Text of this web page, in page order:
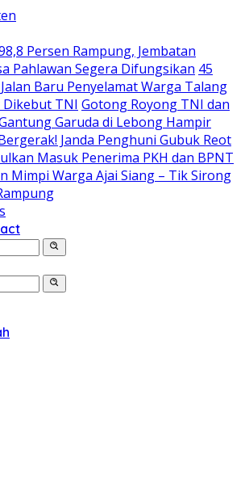
Persen Rampung, Jembatan
Pahlawan Segera Difungsikan 45
Baru Penyelamat Warga Talang
TNI Gotong Royong TNI dan
Garuda di Lebong Hampir
Janda Penghuni Gubuk Reot
Masuk Penerima PKH dan BPNT
Mimpi Warga Ajai Siang – Tik Sirong